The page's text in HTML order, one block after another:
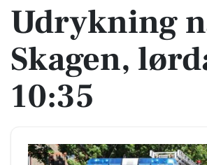
Udrykning
Skagen,
10:35